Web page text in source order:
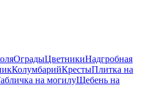
ОградыЦветникиНадгробная
КолумбарийКрестыПлитка на
на могилуЩебень на